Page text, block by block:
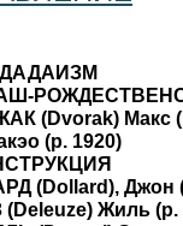
(Dvorak) Макс
(р. 1920)
(Dollard), Джон
Жиль (р.